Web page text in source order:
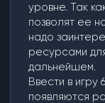
уровне. Так
позволят ее
надо
ресурсами
дальнейшем.
Ввести в
появляются